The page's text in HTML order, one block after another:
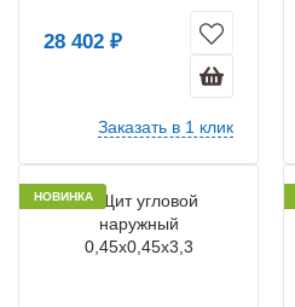
28 402 ₽
Заказать в 1 клик
НОВИНКА